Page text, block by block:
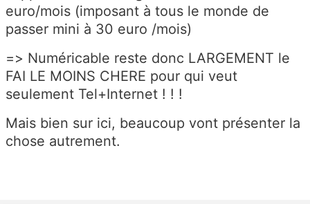
euro/mois (imposant à tous le monde de
passer mini à 30 euro /mois)
=> Numéricable reste donc LARGEMENT le
FAI LE MOINS CHERE pour qui veut
seulement Tel+Internet ! ! !
Mais bien sur ici, beaucoup vont présenter la
chose autrement.